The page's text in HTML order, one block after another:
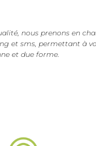
nous prenons en
et sms, permettant à
et due forme.